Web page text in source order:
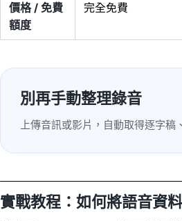
價格 / 免費
額度
完全免費
別再手動整理錄音
上傳音訊或影片，自動取得逐字稿
實戰教程：如何將語音資